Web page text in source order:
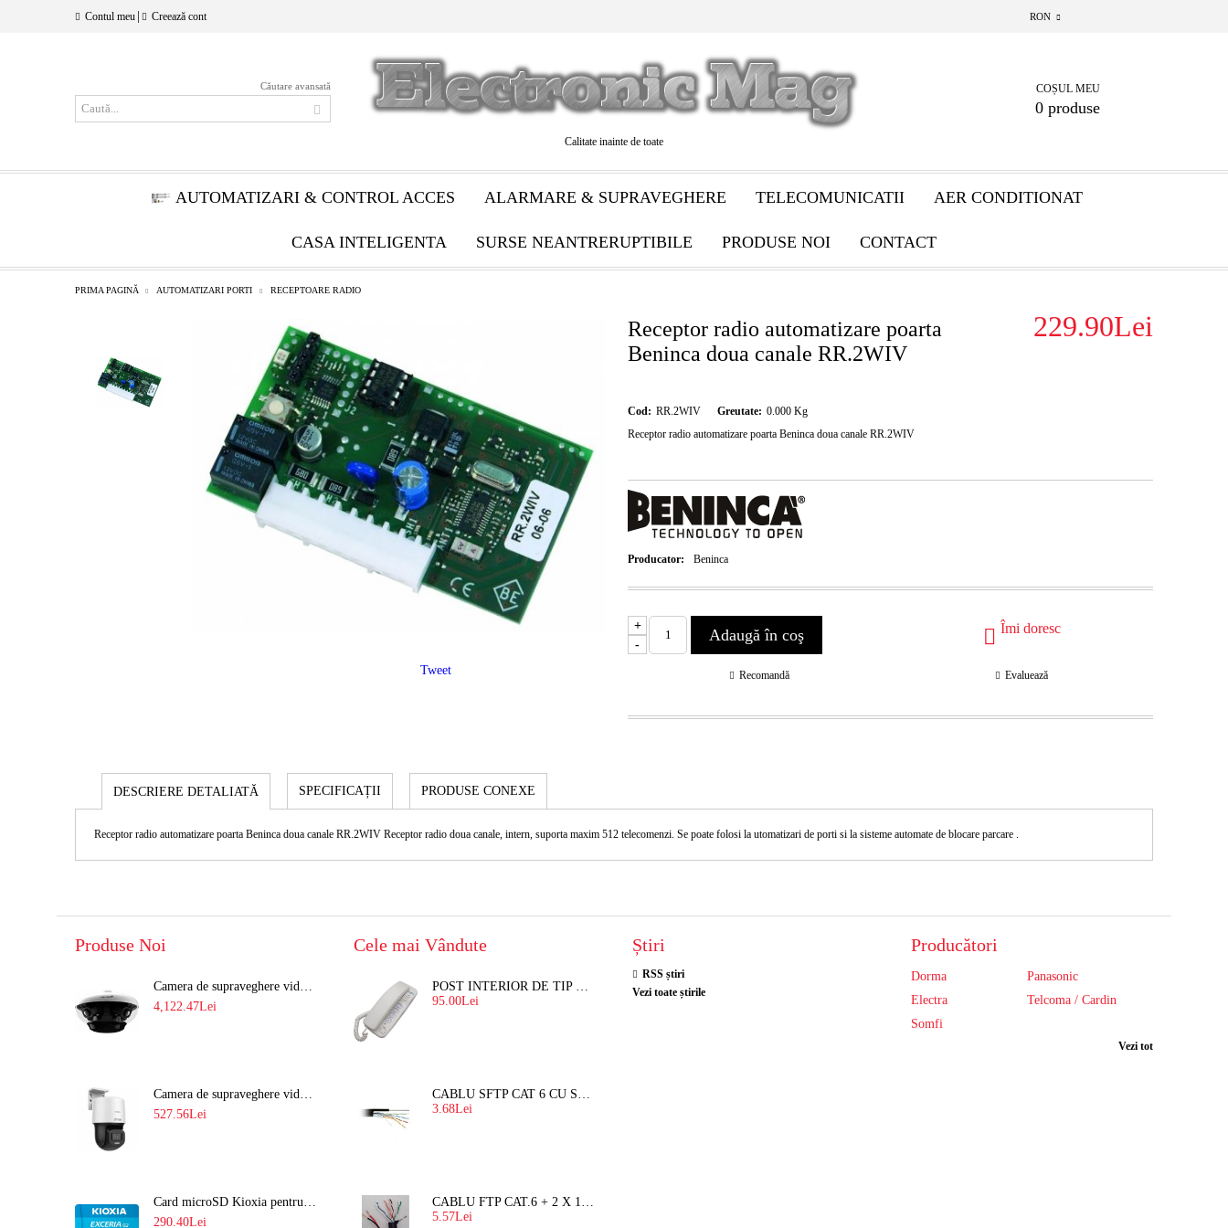
Contul meu Creează cont RON
Căutare avansată
Calitate inainte de toate
COȘUL MEU
0 produse
AUTOMATIZARI & CONTROL ACCES ALARMARE & SUPRAVEGHERE TELECOMUNICATII AER CONDITIONAT
CASA INTELIGENTA SURSE NEANTRERUPTIBILE PRODUSE NOI CONTACT
PRIMA PAGINĂ AUTOMATIZARI PORTI RECEPTOARE RADIO
Receptor radio automatizare poarta
Beninca doua canale RR.2WIV
229.90Lei
Cod: RR.2WIV Greutate: 0.000 Kg
Receptor radio automatizare poarta Beninca doua canale RR.2WIV
Producator: Beninca
+
-
Îmi doresc
Recomandă Evaluează
Tweet
DESCRIERE DETALIATĂ SPECIFICAȚII PRODUSE CONEXE
Receptor radio automatizare poarta Beninca doua canale RR.2WIV Receptor radio doua canale, intern, suporta maxim 512 telecomenzi. Se poate folosi la utomatizari de porti si la sisteme automate de blocare parcare .
Produse Noi
Camera de supraveghere video 8MP panoramica de exterior(4x2MP Stitched) Navaio NGC-7482PR
4,122.47Lei
Camera de supraveghere video IP PT 4MP cu lumina alba 30M si lentila fixa Hikvision DS-2DE2C400SCG-E F1
527.56Lei
Card microSD Kioxia pentru CCTV cu capacitate memorie 128GB Ultra HD 4K LMEX2L128GG2
290.40Lei
Cele mai Vândute
POST INTERIOR DE TIP TELEFON RESEL, T8018 PENTRU INTERFON DE BLOC
95.00Lei
CABLU SFTP CAT 6 CU SUFA, DE EXTERIOR 8 FIRE X 0,56 MM
3.68Lei
CABLU FTP CAT.6 + 2 X 1.5 MM2 ( LITAT ) CU SUFA
5.57Lei
Știri
RSS știri
Vezi toate știrile
Producători
Dorma
Panasonic
Electra
Telcoma / Cardin
Somfi
Vezi tot